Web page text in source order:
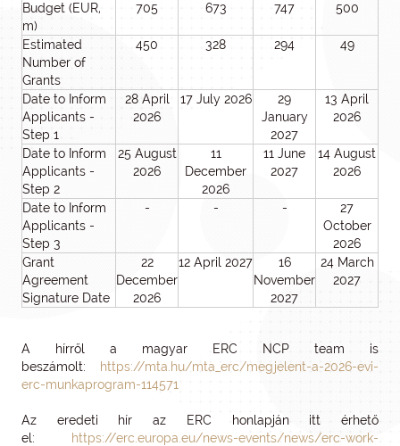
Budget (EUR,
m)
705 673 747 500
Estimated
Number of
Grants
450 328 294 49
Date to Inform
Applicants -
Step 1
28 April
2026
17 July 2026
29
January
2027
13 April
2026
Date to Inform
Applicants -
Step 2
25 August
2026
11
December
2026
11 June
2027
14 August
2026
Date to Inform
Applicants -
Step 3
- - -
27
October
2026
Grant
Agreement
Signature Date
22
December
2026
12 April 2027
16
November
2027
24 March
2027
A hírről a magyar ERC NCP team is
beszámolt:
https://mta.hu/mta_erc/megjelent-a-2026-evi-
erc-munkaprogram-114571
Az eredeti hír az ERC honlapján itt érhető
el:
https://erc.europa.eu/news-events/news/erc-work-